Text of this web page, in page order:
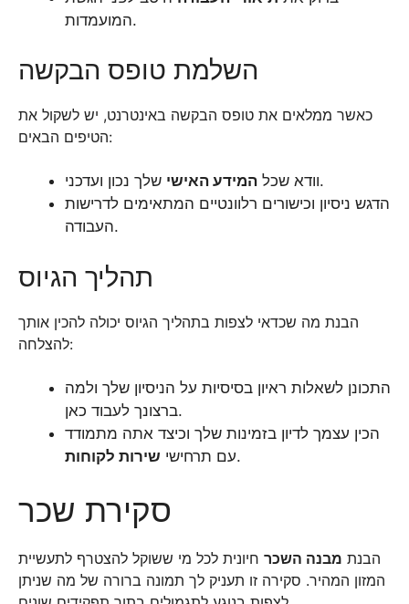
המועמדות.
כאשר ממלאים את טופס הבקשה באינטרנט, יש לשקול את
הטיפים הבאים:
וודא שכל המידע האישי
שלך נכון ועדכני.
הדגש ניסיון וכישורים רלוונטיים המתאימים לדרישות
העבודה.
תהליך הגיוס
הבנת מה שכדאי לצפות בתהליך הגיוס יכולה להכין אותך
להצלחה:
התכונן לשאלות ראיון בסיסיות על הניסיון שלך ולמה
ברצונך לעבוד כאן.
הכין עצמך לדיון בזמינות שלך וכיצד אתה מתמודד
עם תרחישי שירות לקוחות .
הבנת מבנה השכר חיונית לכל מי ששוקל להצטרף לתעשיית
המזון המהיר. סקירה זו תעניק לך תמונה ברורה של מה שניתן